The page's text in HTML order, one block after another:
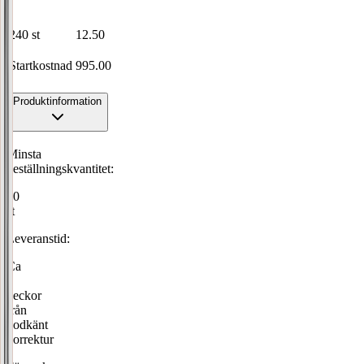
240 st 12.50
Startkostnad 995.00
Produktinformation
Minsta
beställningskvantitet:
60
st
Leveranstid:
Ca
veckor
från
godkänt
korrektur